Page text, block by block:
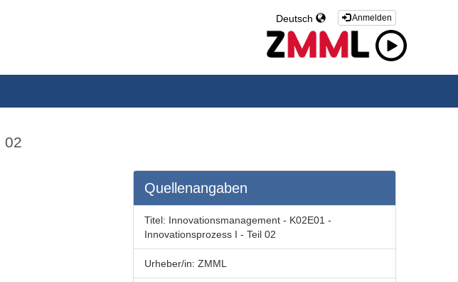
Anmelden
Deutsch
02
Quellenangaben
Titel: Innovationsmanagement - K02E01 -
Innovationsprozess I - Teil 02
Urheber/in: ZMML